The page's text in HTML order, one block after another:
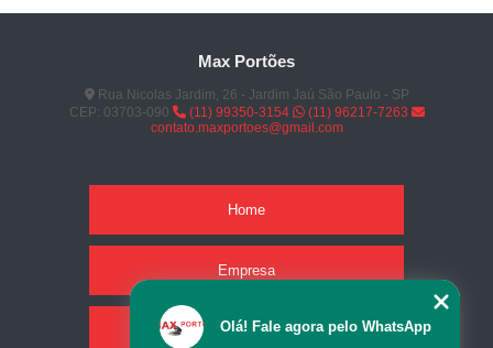
Max Portões
Rua Nicolas Jardim, 26 - Jardim Jaú São Paulo - SP
CEP: 03703-090
(11) 99350-3154
(11) 96217-7263
contato.maxportoes@gmail.com
Home
Empresa
Missão
Olá! Fale agora pelo WhatsApp